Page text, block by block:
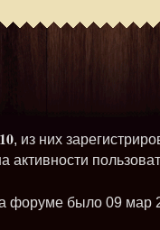
, из них
активности
форуме было 09 мар